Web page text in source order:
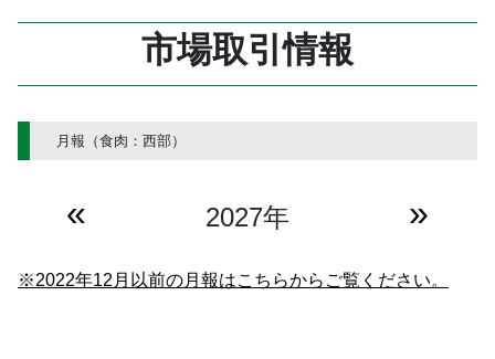
市場取引情報
月報（食肉：西部）
« 2027年 »
※2022年12月以前の月報はこちらからご覧ください。